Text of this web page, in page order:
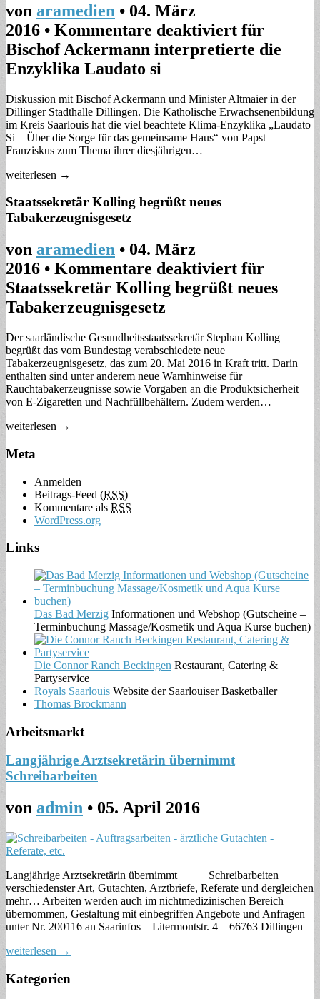
von aramedien • 04. März
2016 • Kommentare deaktiviert für
Bischof Ackermann interpretierte die
Enzyklika Laudato si
Diskussion mit Bischof Ackermann und Minister Altmaier in der
Dillinger Stadthalle Dillingen. Die Katholische Erwachsenenbildung
im Kreis Saarlouis hat die viel beachtete Klima-Enzyklika „Laudato
Si – Über die Sorge für das gemeinsame Haus“ von Papst
Franziskus zum Thema ihrer diesjährigen…
weiterlesen →
Staatssekretär Kolling begrüßt neues
Tabakerzeugnisgesetz
von aramedien • 04. März
2016 • Kommentare deaktiviert für
Staatssekretär Kolling begrüßt neues
Tabakerzeugnisgesetz
Der saarländische Gesundheitsstaatssekretär Stephan Kolling
begrüßt das vom Bundestag verabschiedete neue
Tabakerzeugnisgesetz, das zum 20. Mai 2016 in Kraft tritt. Darin
enthalten sind unter anderem neue Warnhinweise für
Rauchtabakerzeugnisse sowie Vorgaben an die Produktsicherheit
von E-Zigaretten und Nachfüllbehältern. Zudem werden…
weiterlesen →
Meta
Anmelden
Beitrags-Feed (RSS)
Kommentare als RSS
WordPress.org
Links
Das Bad Merzig Informationen und Webshop (Gutscheine –
Terminbuchung Massage/Kosmetik und Aqua Kurse buchen)
Die Connor Ranch Beckingen Restaurant, Catering &
Partyservice
Royals Saarlouis Website der Saarlouiser Basketballer
Thomas Brockmann
Arbeitsmarkt
Langjährige Arztsekretärin übernimmt
Schreibarbeiten
von admin • 05. April 2016
Langjährige Arztsekretärin übernimmt Schreibarbeiten
verschiedenster Art, Gutachten, Arztbriefe, Referate und dergleichen
mehr… Arbeiten werden auch im nichtmedizinischen Bereich
übernommen, Gestaltung mit einbegriffen Angebote und Anfragen
unter Nr. 200116 an Saarinfos – Litermontstr. 4 – 66763 Dillingen
weiterlesen →
Kategorien